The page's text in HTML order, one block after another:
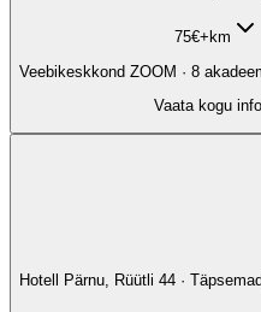
75€+km
Veebikeskkond ZOOM · 8
Vaata kogu
Hotell Pärnu, Rüütli 44 ·